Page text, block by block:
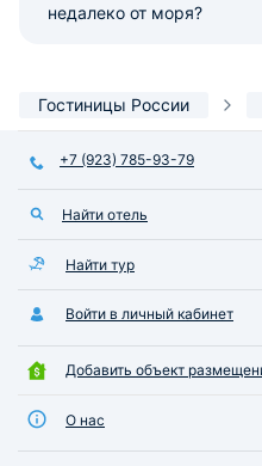
недалеко от моря?
Гостиницы России
+7 (923) 785-93-79
Найти отель
Найти тур
Войти в личный кабинет
Добавить объект
О нас